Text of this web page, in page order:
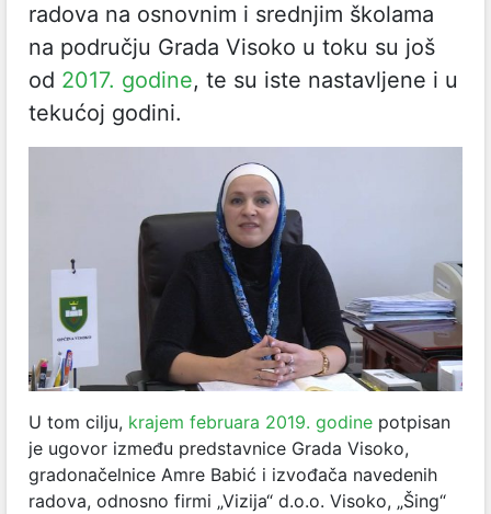
radova na osnovnim i srednjim školama
na području Grada Visoko u toku su još
od 2017. godine, te su iste nastavljene i u
tekućoj godini.
U tom cilju, krajem februara 2019. godine potpisan
je ugovor između predstavnice Grada Visoko,
gradonačelnice Amre Babić i izvođača navedenih
radova, odnosno firmi „Vizija“ d.o.o. Visoko, „Šing“